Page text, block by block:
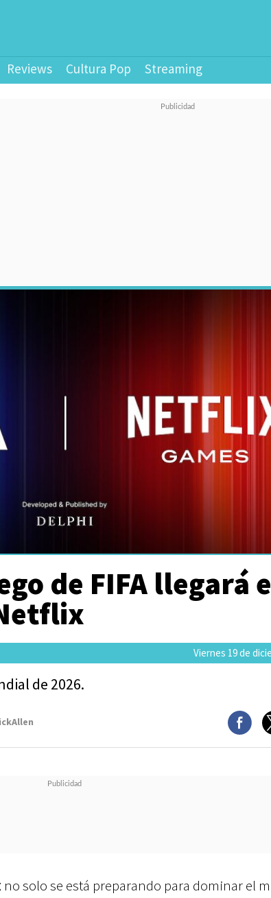
Reviews Cultura Pop Streaming
de FIFA llegará
Viernes 19 de
de 2026.
no solo se está preparando para dominar el